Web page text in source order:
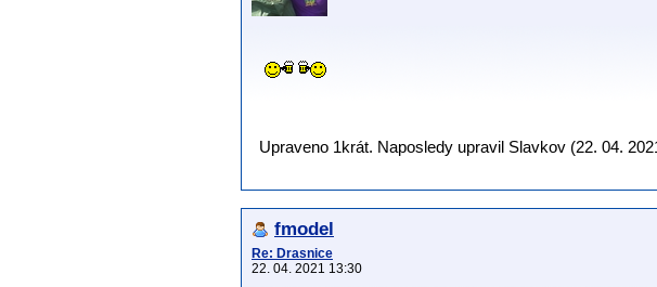
Upraveno 1krát. Naposledy upravil Slavkov (22. 04.
fmodel
Re: Drasnice
22. 04. 2021 13:30